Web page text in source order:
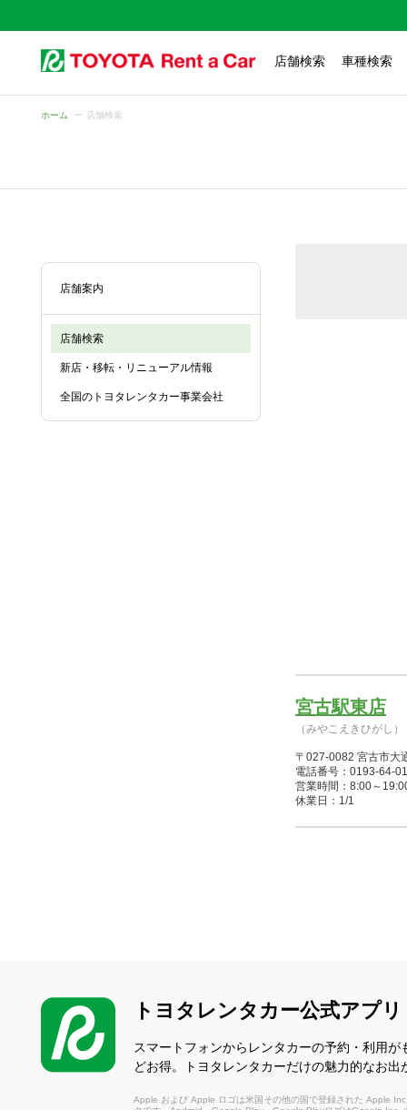
店舗検索 車種検索
ホーム 店舗検索
店舗案内
店舗検索
新店・移転・リニューアル情報
全国のトヨタレンタカー事業会社
宮古駅東店
（みやこえきひがし）
〒027-0082 宮古市大
電話番号：0193-64-
営業時間：8:00～
休業日：1/1
トヨタレンタカー公式アプリ
スマートフォンからレンタカーの予約・利用
どお得。トヨタレンタカーだけの魅力的なお出
Apple および Apple ロゴは米国その他の国で登録された Apple